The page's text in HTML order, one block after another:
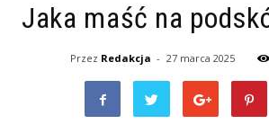
Jaka maść na
Przez Redakcja - 27 marca 2025